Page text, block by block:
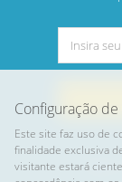
Configuração de
Este site faz uso de
finalidade exclusiva
visitante estaráHome